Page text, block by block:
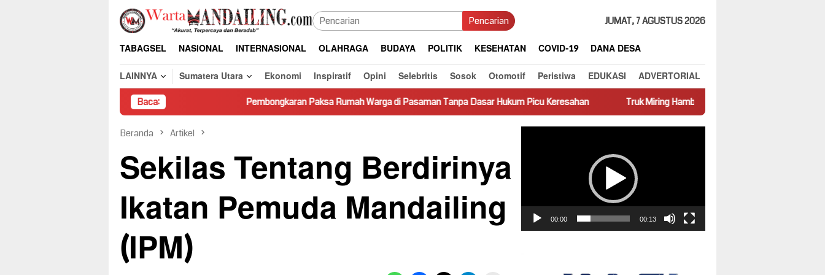
Loncat
konten
Pencarian JUMAT, 7 AGUSTUS 2026
TABAGSEL NASIONAL INTERNASIONAL OLAHRAGA BUDAYA POLITIK KESEHATAN COVID-19
DANA DESA
LAINNYA
Sumatera Utara Ekonomi Inspiratif Opini Selebritis Sosok Otomotif Peristiwa EDUKASI ADVERTORIAL
Baca: Pembongkaran Paksa Rumah Warga di Pasaman Tanpa Dasar Hukum Picu Keresahan Truk Miring Hambat Arus Lalu Lintas di Jalan Panti–Simpang Empat
Beranda Artikel
Sekilas Tentang Berdirinya
Ikatan Pemuda Mandailing
(IPM)
00:00 00:13